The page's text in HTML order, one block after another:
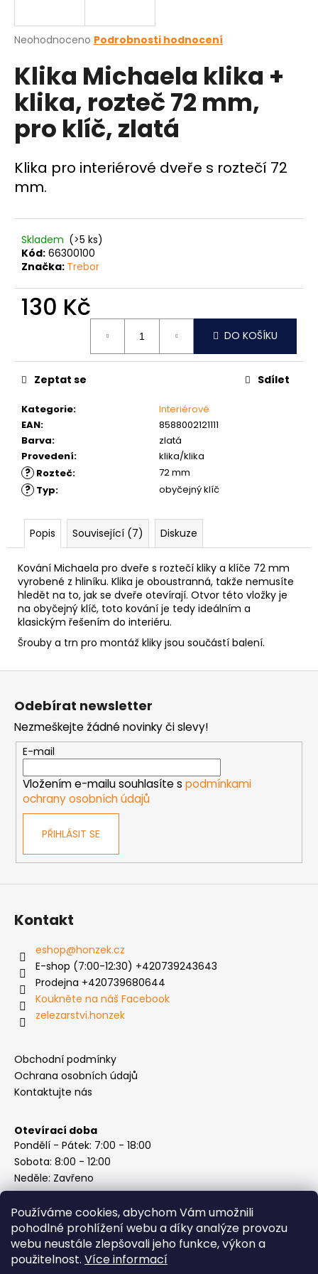
Používáme cookies, abychom Vám umožnili
pohodlné prohlížení webu a díky analýze provozu
webu neustále zlepšovali jeho funkce, výkon a
použitelnost. Více informací
Průměrné
produktu
je
0,0
5
hvězdiček.
Neohodnoceno Podrobnosti hodnocení
Klika Michaela klika +
klika, rozteč 72 mm,
pro klíč, zlatá
Klika pro interiérové dveře s roztečí 72
mm.
Skladem (>5 ks)
Kód: 66300100
Značka: Trebor
130 Kč
DO KOŠÍKU
Kategorie:
Interiérové
EAN:
8588002121111
Barva:
zlatá
Provedení: klika/klika
? Rozteč: 72 mm
? Typ: obyčejný klíč
Zeptat se Sdílet
Popis Související (7) Diskuze
Kování Michaela pro dveře s roztečí kliky a klíče 72 mm
vyrobené z hliníku. Klika je oboustranná, takže nemusíte
hledět na to, jak se dveře otevírají. Otvor této vložky je
na obyčejný klíč, toto kování je tedy ideálním a
klasickým řešením do interiéru.
Šrouby a trn pro montáž kliky jsou součástí balení.
j
t
?
HLEDAT
o
p
o
r
u
e
m
MATICE
ŠESTIHRANNÁ
PŘESNÁ
NEREZ
0,30
Z
Odebírat newsletter
Nezmeškejte žádné novinky či slevy!
E-mail
Vložením e-mailu souhlasíte s podmínkami
ochrany osobních údajů
PŘIHLÁSIT SE
Kontakt
eshop@honzek.cz
E-shop (7:00-12:30) +420739243643
Prodejna +420739680644
Koukněte na náš Facebook
zelezarstvi.honzek
Obchodní podmínky
Ochrana osobních údajů
Kontaktujte nás
Otevírací doba
Pondělí - Pátek: 7:00 - 18:00
Sobota: 8:00 - 12:00
Neděle: Zavřeno
Instagram